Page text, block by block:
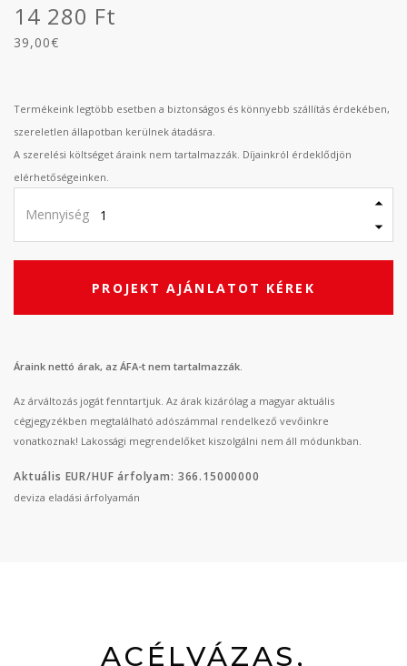
14 280 Ft
39,00€
Termékeink legtöbb esetben a biztonságos és könnyebb szállítás érdekében,
szereletlen állapotban kerülnek átadásra.
A szerelési költséget áraink nem tartalmazzák. Díjainkról érdeklődjön
elérhetőségeinken.
Mennyiség
PROJEKT AJÁNLATOT KÉREK
Áraink nettó árak, az ÁFA-t nem tartalmazzák.
Az árváltozás jogát fenntartjuk. Az árak kizárólag a magyar aktuális
cégjegyzékben megtalálható adószámmal rendelkező vevőinkre
vonatkoznak! Lakossági megrendelőket kiszolgálni nem áll módunkban.
Aktuális EUR/HUF árfolyam: 366.15000000
deviza eladási árfolyamán
ACÉLVÁZAS,